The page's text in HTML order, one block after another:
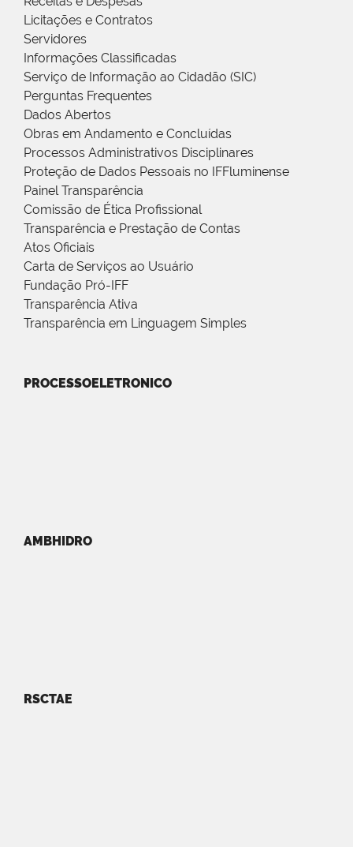
Licitações e Contratos
Servidores
Informações Classificadas
Serviço de Informação ao Cidadão (SIC)
Perguntas Frequentes
Dados Abertos
Obras em Andamento e Concluídas
Processos Administrativos Disciplinares
Proteção de Dados Pessoais no IFFluminense
Painel Transparência
Comissão de Ética Profissional
Transparência e Prestação de Contas
Atos Oficiais
Carta de Serviços ao Usuário
Fundação Pró-IFF
Transparência Ativa
Transparência em Linguagem Simples
PROCESSOELETRONICO
AMBHIDRO
RSCTAE